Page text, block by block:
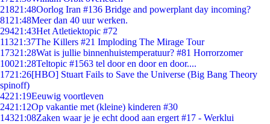
21821:48Oorlog Iran #136 Bridge and powerplant day incoming?
81 21:48Meer dan 40 uur werken.
29421:43Het Atletiektopic #72
11321:37The Killers #21 Imploding The Mirage Tour
17321:28Wat is jullie binnenhuistemperatuur? #81 Horrorzomer
10021:28Teltopic #1563 tel door en door en door....
1721:26[HBO] Stuart Fails to Save the Universe (Big Bang Theory
spinoff)
4221:19Eeuwig voortleven
2421:12Op vakantie met (kleine) kinderen #30
14321:08Zaken waar je je echt dood aan ergert #17 - Werklui